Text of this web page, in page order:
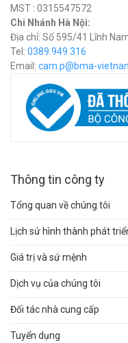
MST : 0315547572
Chi Nhánh Hà Nội:
Địa chỉ: Số 595/41 Lĩnh
Tel: 0389.949.316
Email: cam.p@bma-
Thông tin công ty
Tổng quan về chúng tôi
Lịch sử hình thành phát
Giá trị và sứ mệnh
Dịch vụ của chúng tôi
Đối tác nhà cung cấp
Tuyển dụng